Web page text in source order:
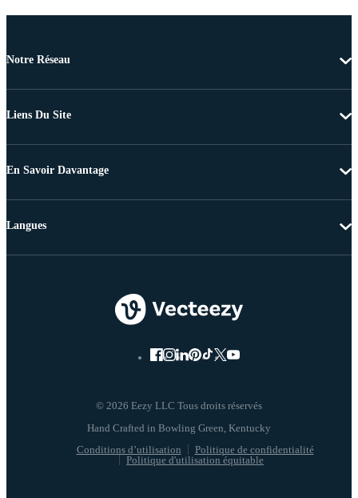
Notre Réseau
Liens Du Site
En Savoir Davantage
© 2026 Eezy LLC Tous droits réservés
Conditions d’utilisation
Politique de confidentialité
Politique d'utilisation équitable
Langues